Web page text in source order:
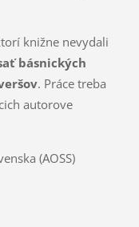
knižne nevydali
básnických
. Práce treba
autorove
(AOSS)